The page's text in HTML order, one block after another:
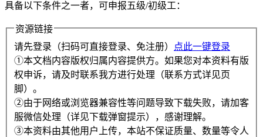
具备以下条件之一者，可申报五级/初级工：
资源链接
请先登录（扫码可直接登录、免注册）
点此一键登录
①本文档内容版权归属内容提供方。如果您对本资料有版
权申诉，请及时联系我方进行处理（联系方式详见页
脚）。
②由于网络或浏览器兼容性等问题导致下载失败，请加客
服微信处理（详见下载弹窗提示），感谢理解。
③本资料由其他用户上传，本站不保证质量、数量等令人